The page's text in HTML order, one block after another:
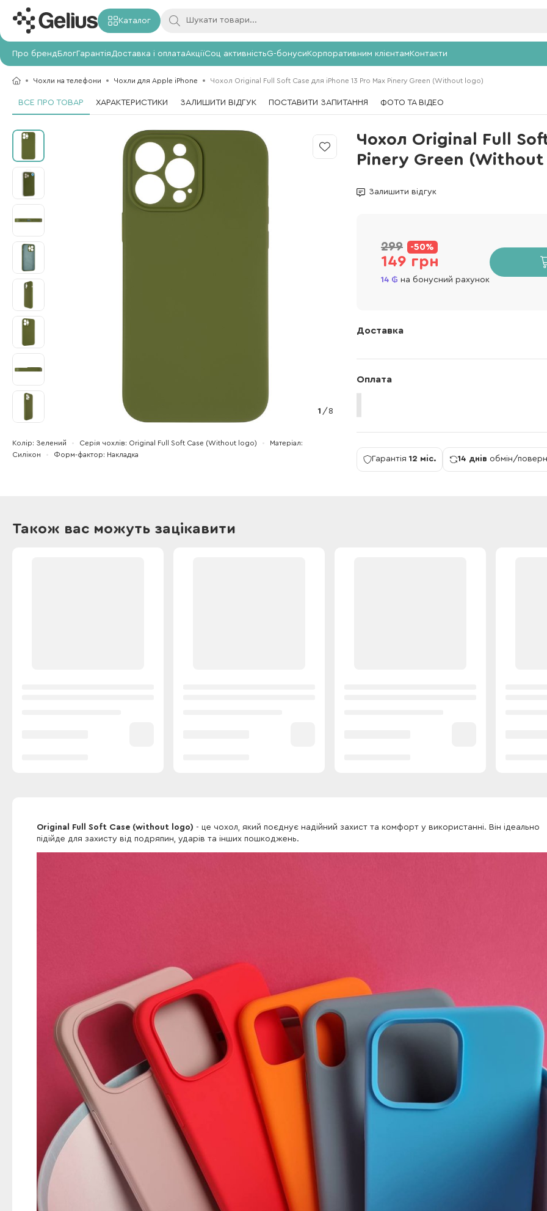
Каталог
Про брендБлогГарантія Доставка і оплатаАкціїСоц активністьG-бонусиКорпоративним клієнтамКонтакти
Чохли на телефони Чохли для Apple iPhone Чохол Original Full Soft Case для iPhone 13 Pro Max Pinery Green (Without logo)
ВСЕ ПРО ТОВАР ХАРАКТЕРИСТИКИ ЗАЛИШИТИ ВІДГУК ПОСТАВИТИ ЗАПИТАННЯ ФОТО ТА ВІДЕО
Чохол Original Full
Pinery Green
Залишити відгук
1 / 8
Колір Зелений Серія чохлів Original Full Soft Case (Without logo)
Матеріал
Силікон
Форм-фактор Накладка
299 -50%
149 грн
14 на бонусний рахунок
Доставка
Оплата
Гарантія 12 міс. 14 днів обмін/
Також вас можуть зацікавити
Original Full Soft Case (without logo) - це чохол, який поєднує надійний захист та комфорт у використанні. Він ідеально
підійде для захисту від подряпин, ударів та інших пошкоджень.